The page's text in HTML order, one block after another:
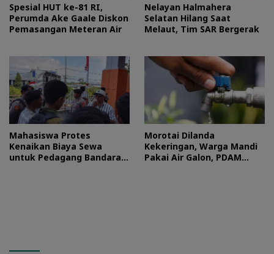
Spesial HUT ke-81 RI,
Perumda Ake Gaale Diskon
Pemasangan Meteran Air
Nelayan Halmahera
Selatan Hilang Saat
Melaut, Tim SAR Bergerak
Mahasiswa Protes
Kenaikan Biaya Sewa
untuk Pedagang Bandara
Morotai Dilanda
Kekeringan, Warga Mandi
Pakai Air Galon, PDAM